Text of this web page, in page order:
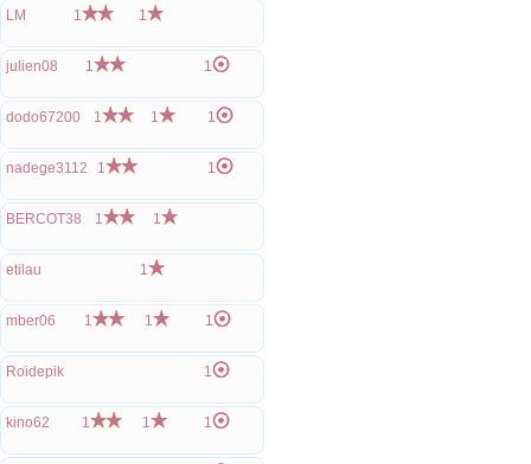
LM 1 1
julien08 1 1
dodo67200 1 1 1
nadege3112 1 1
BERCOT38 1 1
etilau 1
mber06 1 1 1
Roidepik 1
kino62 1 1 1